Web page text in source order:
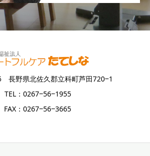
長野県北佐久郡立科町芦田720‒1
TEL：0267‒56‒1955
FAX：0267‒56‒3665